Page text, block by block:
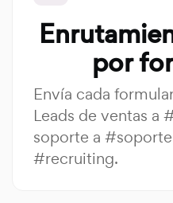
por
Envía cada
Leads de ventas a
soporte a
#recruiting.